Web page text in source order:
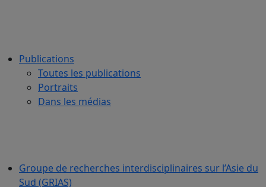
Publications
Toutes les publications
Portraits
Dans les médias
Groupe de recherches interdisciplinaires sur l’Asie du
Sud (GRIAS)